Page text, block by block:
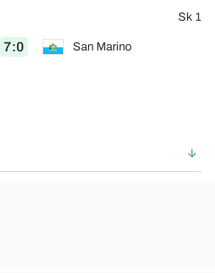
7:0 San Marino
Sk 1